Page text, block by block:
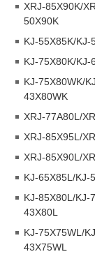
XRJ-85X90K/
50X90K
KJ-55X85K/KJ-
KJ-75X80K/KJ-
KJ-75X80WK/
43X80WK
XRJ-77A80L/
XRJ-85X95L/
XRJ-85X90L/
KJ-65X85L/KJ-
KJ-85X80L/KJ-
43X80L
KJ-75X75WL/
43X75WL